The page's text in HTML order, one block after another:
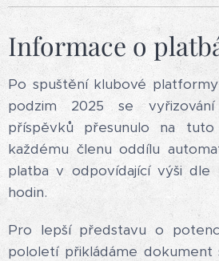
Informace o
Po spuštění klubové
podzim 2025 se
příspěvků přesunulo na
každému členu oddílu
platba v odpovídající výši dle
hodin.
Pro lepší představu o
pololetí přikládáme dokument